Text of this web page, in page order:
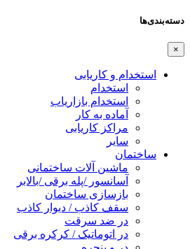
دسته‌بندی‌ها
×
استخدام و کاریابی
استخدام
استخدام بازاریاب
آماده به کار
مراکز کاریابی
سایر
ساختمان
ماشین آلات ساختمانی
آسانسور /پله برقی /بالابر
بازسازی ساختمان
سقف کاذب / دیوار کاذب
در ضد سرقت
در اتوماتیک / کرکره برقی